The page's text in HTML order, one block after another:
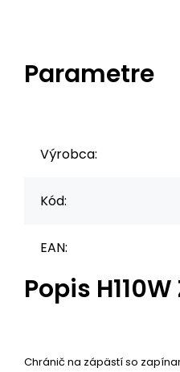
Parametre
Výrobca:
Kód:
EAN:
Popis
Chránič na zápästí so